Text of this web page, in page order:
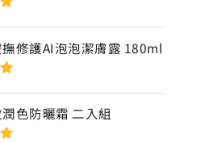
修護AI泡泡潔膚露 180ml
色防曬霜 二入組